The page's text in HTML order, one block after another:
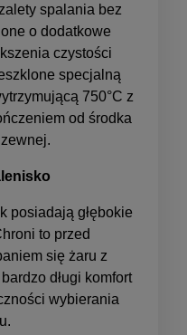
spalania bez
o dodatkowe
czystości
specjalną
750°C z
od środka
posiadają głębokie
to przed
się żaru z
długi komfort
wybierania